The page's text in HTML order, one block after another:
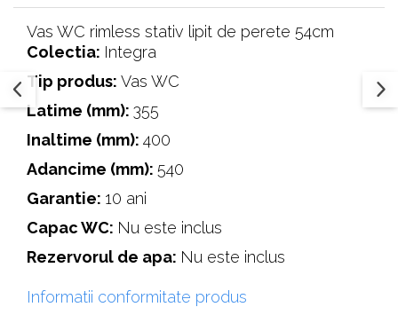
Vas WC rimless stativ lipit de perete 54cm
Colectia: Integra
Tip produs: Vas WC
Latime (mm): 355
Inaltime (mm): 400
Adancime (mm): 540
Garantie: 10 ani
Capac WC: Nu este inclus
Rezervorul de apa: Nu este inclus
Informatii conformitate produs